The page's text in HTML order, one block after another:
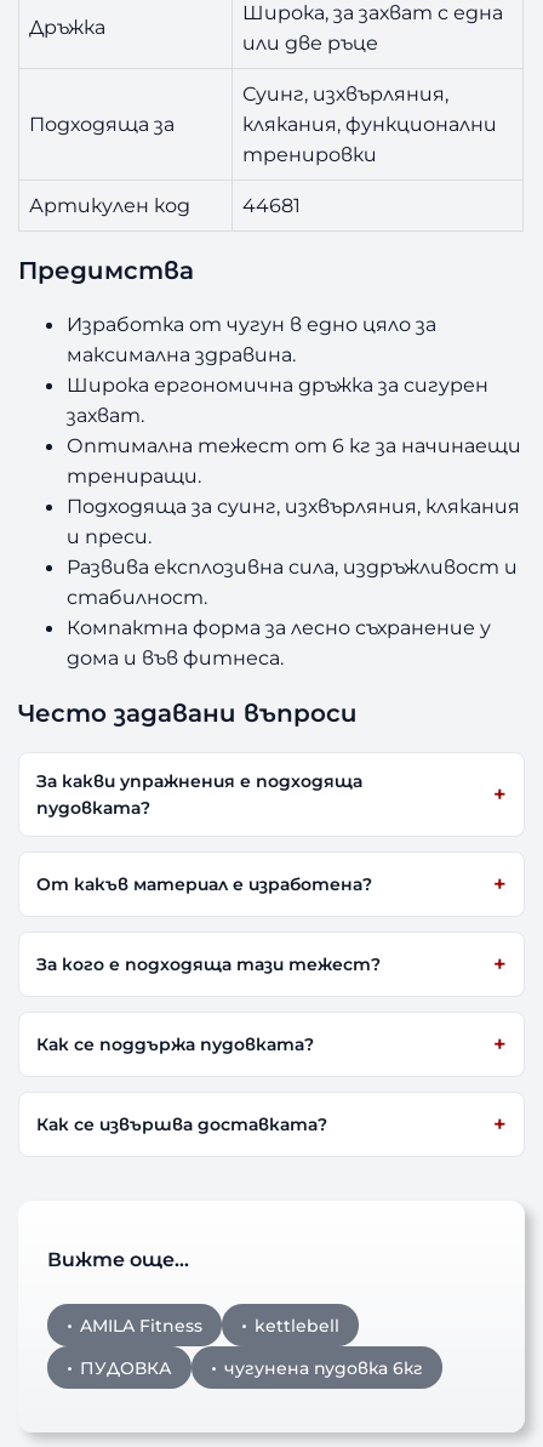
Дръжка
Широка, за захват с една
или две ръце
Подходяща за
Суинг, изхвърляния,
клякания, функционални
тренировки
Артикулен код 44681
Предимства
Изработка от чугун в едно цяло за
максимална здравина.
Широка ергономична дръжка за сигурен
захват.
Оптимална тежест от 6 кг за начинаещи
трениращи.
Подходяща за суинг, изхвърляния, клякания
и преси.
Развива експлозивна сила, издръжливост и
стабилност.
Компактна форма за лесно съхранение у
дома и във фитнеса.
Често задавани въпроси
За какви упражнения е подходяща
пудовката?
От какъв материал е изработена?
За кого е подходяща тази тежест?
Как се поддържа пудовката?
Как се извършва доставката?
Вижте още…
AMILA Fitness
kettlebell
ПУДОВКА
чугунена пудовка 6кг